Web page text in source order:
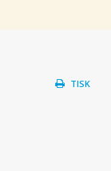
TISK